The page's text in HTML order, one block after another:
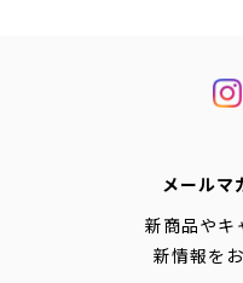
メールマ
新商品やキ
新情報を